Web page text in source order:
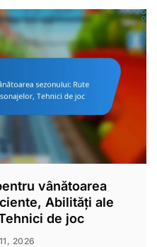
vânătoarea
Abilități ale
de joc
2026